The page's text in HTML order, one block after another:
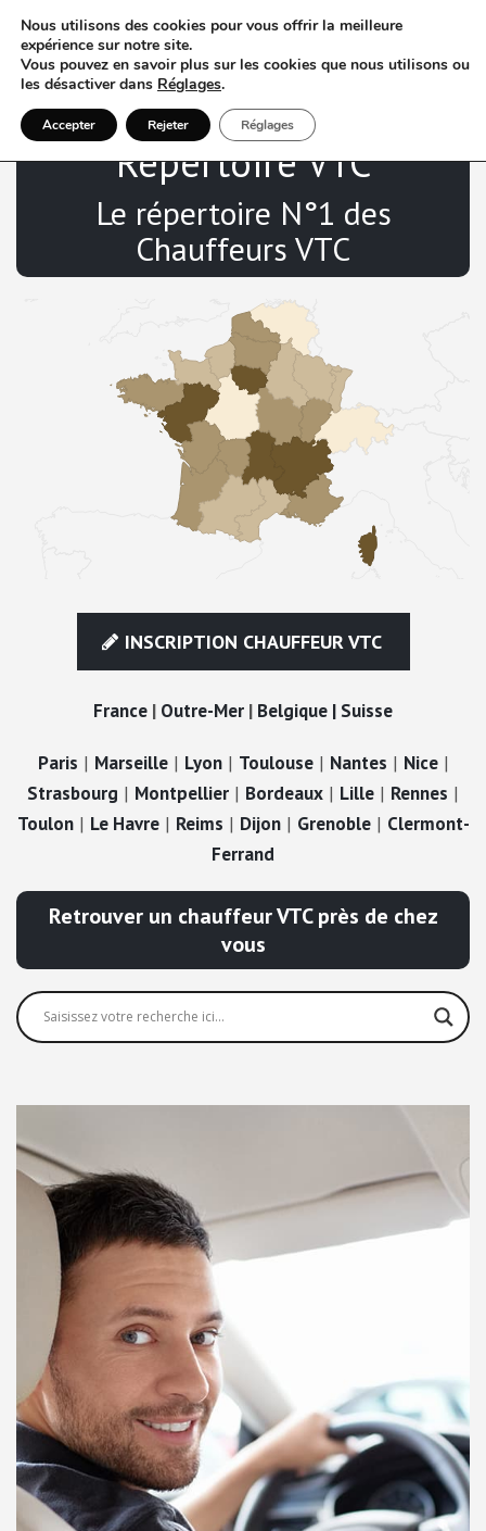
Répertoire VTC
Le répertoire N°1 des
Chauffeurs VTC
INSCRIPTION CHAUFFEUR VTC
France | Outre-Mer | Belgique | Suisse
Paris | Marseille| Lyon| Toulouse| Nantes | Nice|
Strasbourg | Montpellier | Bordeaux | Lille | Rennes |
Toulon| Le Havre| Reims | Dijon| Grenoble| Clermont-
Ferrand
Retrouver un chauffeur VTC près de chez
vous
Nous utilisons des cookies pour vous offrir la meilleure
expérience sur notre site.
Vous pouvez en savoir plus sur les cookies que nous utilisons ou
les désactiver dans Réglages.
Accepter Rejeter Réglages